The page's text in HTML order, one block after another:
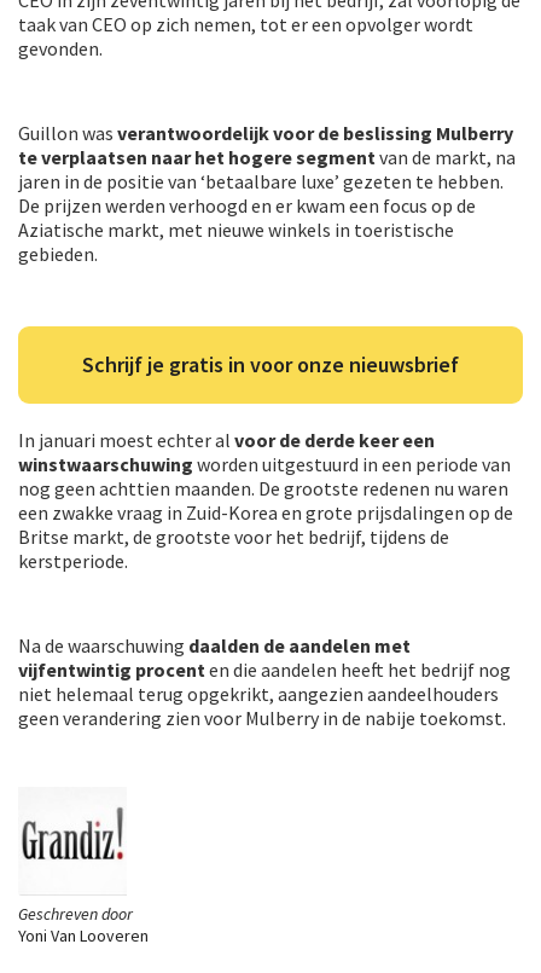
Geschreven door
Yoni Van Looveren
taak van CEO op zich nemen, tot er een opvolger wordt
gevonden.
Guillon was verantwoordelijk voor de beslissing Mulberry
te verplaatsen naar het hogere segment van de markt, na
jaren in de positie van ‘betaalbare luxe’ gezeten te hebben.
De prijzen werden verhoogd en er kwam een focus op de
Aziatische markt, met nieuwe winkels in toeristische
gebieden.
Schrijf je gratis in voor onze nieuwsbrief
In januari moest echter al voor de derde keer een
winstwaarschuwing worden uitgestuurd in een periode van
nog geen achttien maanden. De grootste redenen nu waren
een zwakke vraag in Zuid-Korea en grote prijsdalingen op de
Britse markt, de grootste voor het bedrijf, tijdens de
kerstperiode.
Na de waarschuwing daalden de aandelen met
vijfentwintig procent en die aandelen heeft het bedrijf nog
niet helemaal terug opgekrikt, aangezien aandeelhouders
geen verandering zien voor Mulberry in de nabije toekomst.